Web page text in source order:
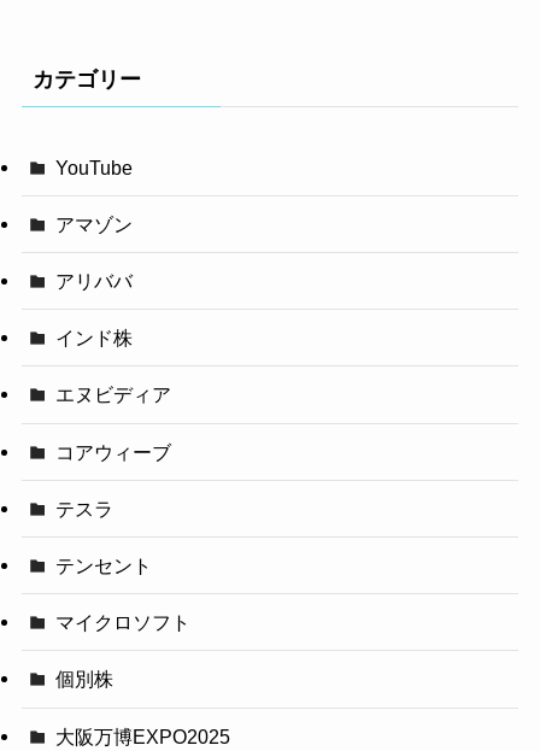
カテゴリー
YouTube
アマゾン
アリババ
インド株
エヌビディア
コアウィーブ
テスラ
テンセント
マイクロソフト
個別株
大阪万博EXPO2025